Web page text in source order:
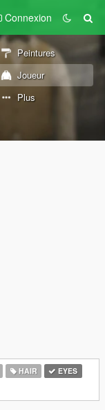
Connexion
Peintures
Joueur
Plus
HAIR
EYES